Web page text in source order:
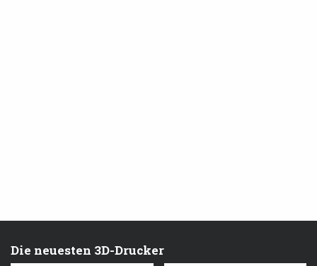
Die neuesten 3D-Drucker